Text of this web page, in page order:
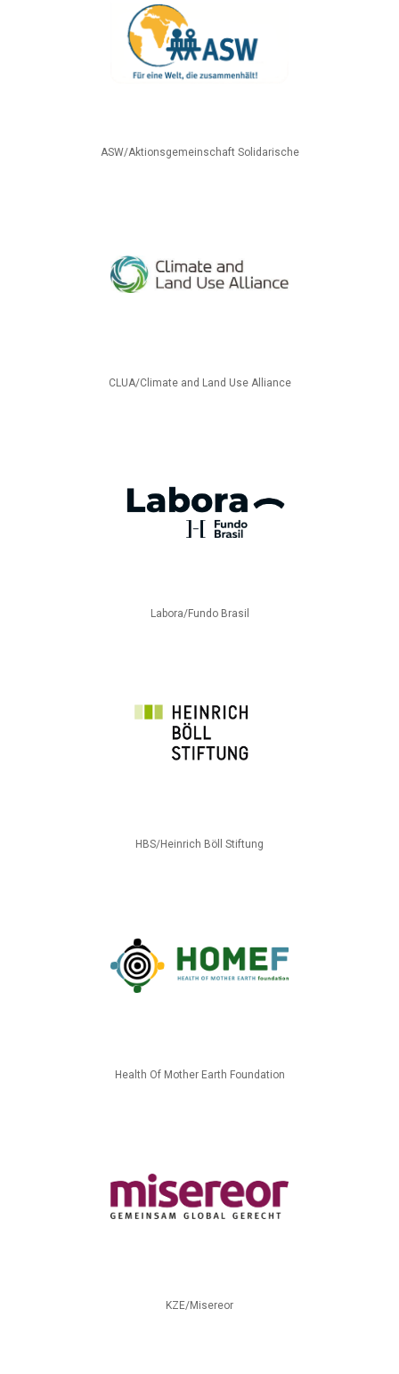
ASW/Aktionsgemeinschaft Solidarische
CLUA/Climate and Land Use Alliance
Labora/Fundo Brasil
HBS/Heinrich Böll Stiftung
Health Of Mother Earth Foundation
KZE/Misereor